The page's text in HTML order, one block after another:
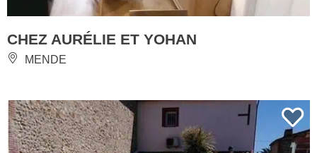
CHEZ AURÉLIE ET YOHAN
MENDE